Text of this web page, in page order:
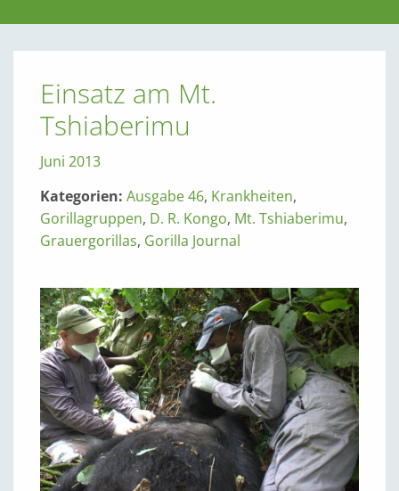
Einsatz am Mt.
Tshiaberimu
Juni 2013
Kategorien: Ausgabe 46, Krankheiten,
Gorillagruppen, D. R. Kongo, Mt. Tshiaberimu,
Grauergorillas, Gorilla Journal